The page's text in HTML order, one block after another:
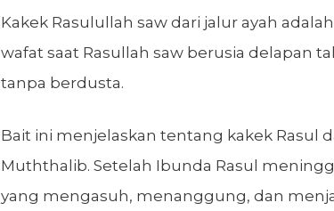
Kakek Rasulullah saw dari jalur ayah
wafat saat Rasullah saw berusia delapan
tanpa berdusta.
Bait ini menjelaskan tentang kakek Rasul
Muththalib. Setelah Ibunda Rasul
yang mengasuh, menanggung, dan